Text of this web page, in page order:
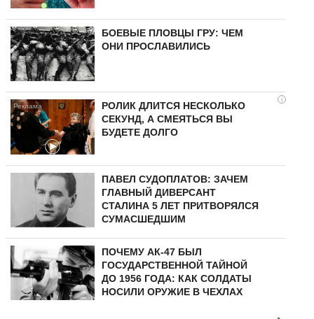
БОЕВЫЕ ПЛОВЦЫ ГРУ: ЧЕМ
ОНИ ПРОСЛАВИЛИСЬ
i
РОЛИК ДЛИТСЯ НЕСКОЛЬКО
СЕКУНД, А СМЕЯТЬСЯ ВЫ
БУДЕТЕ ДОЛГО
ПАВЕЛ СУДОПЛАТОВ: ЗАЧЕМ
ГЛАВНЫЙ ДИВЕРСАНТ
СТАЛИНА 5 ЛЕТ ПРИТВОРЯЛСЯ
СУМАСШЕДШИМ
ПОЧЕМУ АК-47 БЫЛ
ГОСУДАРСТВЕННОЙ ТАЙНОЙ
ДО 1956 ГОДА: КАК СОЛДАТЫ
НОСИЛИ ОРУЖИЕ В ЧЕХЛАХ